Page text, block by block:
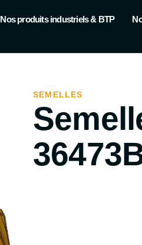
Nos produits industriels & BTP
SEMELLES